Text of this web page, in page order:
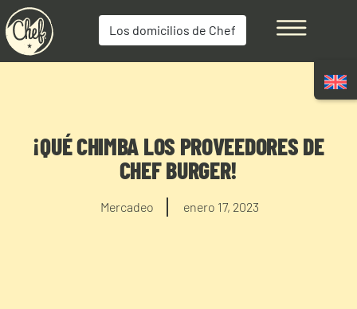
Los domicilios de Chef
¡QUÉ CHIMBA LOS PROVEEDORES DE
CHEF BURGER!
Mercadeo enero 17, 2023